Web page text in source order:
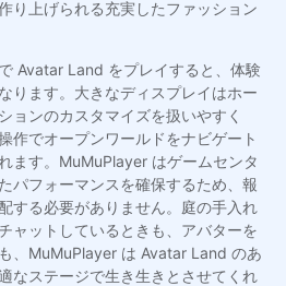
り上げられる充実したファッション
Avatar Land をプレイすると、体験
ります。大きなディスプレイはホー
ョンのカスタマイズを扱いやすく
作でオープンワールドをナビゲート
ます。MuMuPlayer はゲームセンタ
パフォーマンスを確保するため、報
する必要がありません。庭の手入れ
ャットしているときも、アバターを
、MuMuPlayer は Avatar Land のあ
なステージで生き生きとさせてくれ